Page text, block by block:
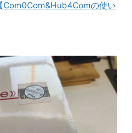
の使い